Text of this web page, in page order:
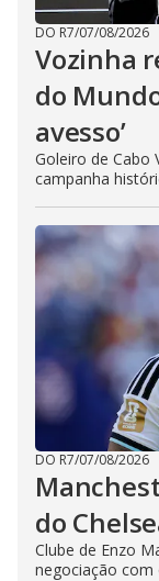
DO R7/07/08/2026
Vozinha
do
avesso’
Goleiro de Cabo
campanha
DO R7/07/08/2026
do
Clube de Enzo
negociação com